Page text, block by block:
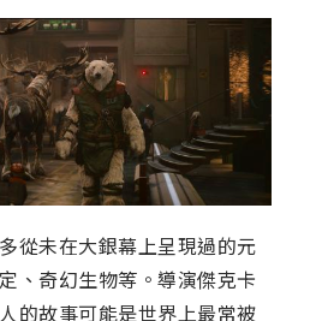
從未在大銀幕上呈現過的元
、奇幻生物等。導演傑克卡
的故事可能是世界上最常被